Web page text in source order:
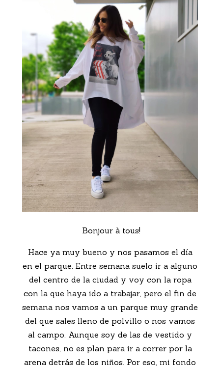
Bonjour à tous!
Hace ya muy bueno y nos pasamos el día
en el parque. Entre semana suelo ir a alguno
del centro de la ciudad y voy con la ropa
con la que haya ido a trabajar, pero el fin de
semana nos vamos a un parque muy grande
del que sales lleno de polvillo o nos vamos
al campo. Aunque soy de las de vestido y
tacones, no es plan para ir a correr por la
arena detrás de los niños. Por eso, mi fondo